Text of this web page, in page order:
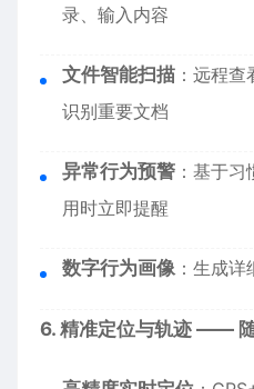
录、输入内容
文件智能扫描 ：远程
识别重要文档
异常行为预警 ：基于
用时立即提醒
数字行为画像：生成详
6. 精准定位与轨迹 ——